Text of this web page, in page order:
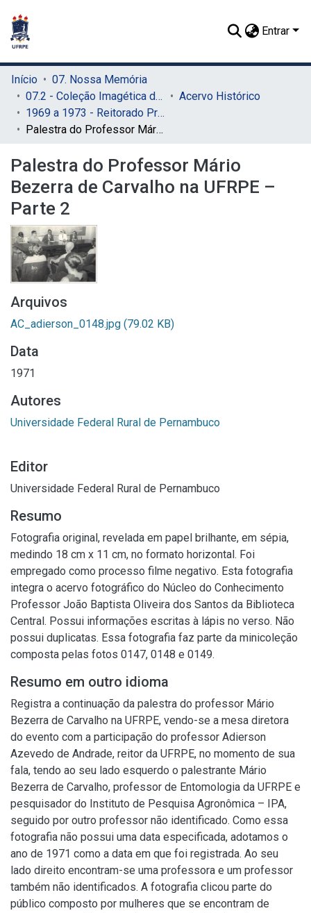
Entrar
Início
07. Nossa Memória
07.2 - Coleção Imagética do SIB
Acervo Histórico
1969 a 1973 - Reitorado Prof. Adierson Erasmo de Azevedo
Palestra do Professor Mário Bezerra de Carvalho na UFRPE – Parte 2
Palestra do Professor Mário
Bezerra de Carvalho na UFRPE –
Parte 2
Arquivos
AC_adierson_0148.jpg (79.02 KB)
Data
1971
Autores
Universidade Federal Rural de Pernambuco
Editor
Universidade Federal Rural de Pernambuco
Resumo
Fotografia original, revelada em papel brilhante, em sépia,
medindo 18 cm x 11 cm, no formato horizontal. Foi
empregado como processo filme negativo. Esta fotografia
integra o acervo fotográfico do Núcleo do Conhecimento
Professor João Baptista Oliveira dos Santos da Biblioteca
Central. Possui informações escritas à lápis no verso. Não
possui duplicatas. Essa fotografia faz parte da minicoleção
composta pelas fotos 0147, 0148 e 0149.
Resumo em outro idioma
Registra a continuação da palestra do professor Mário
Bezerra de Carvalho na UFRPE, vendo-se a mesa diretora
do evento com a participação do professor Adierson
Azevedo de Andrade, reitor da UFRPE, no momento de sua
fala, tendo ao seu lado esquerdo o palestrante Mário
Bezerra de Carvalho, professor de Entomologia da UFRPE e
pesquisador do Instituto de Pesquisa Agronômica – IPA,
seguido por outro professor não identificado. Como essa
fotografia não possui uma data especificada, adotamos o
ano de 1971 como a data em que foi registrada. Ao seu
lado direito encontram-se uma professora e um professor
também não identificados. A fotografia clicou parte do
público composto por mulheres que se encontram de